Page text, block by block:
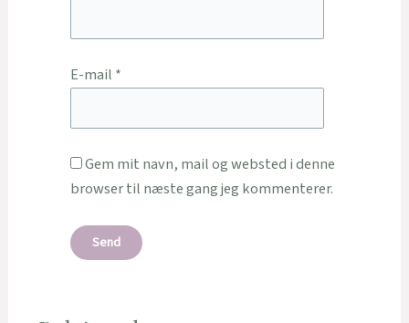
E-mail *
Gem mit navn, mail og websted i denne
browser til næste gang jeg kommenterer.